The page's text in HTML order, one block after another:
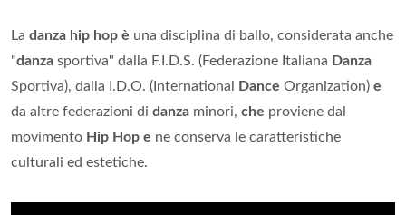
La danza hip hop è una disciplina di ballo, considerata anche
"danza sportiva" dalla F.I.D.S. (Federazione Italiana Danza
Sportiva), dalla I.D.O. (International
Dance Organization) e
da altre federazioni di danza minori, che proviene dal
movimento Hip Hop e ne conserva le caratteristiche
culturali ed estetiche.